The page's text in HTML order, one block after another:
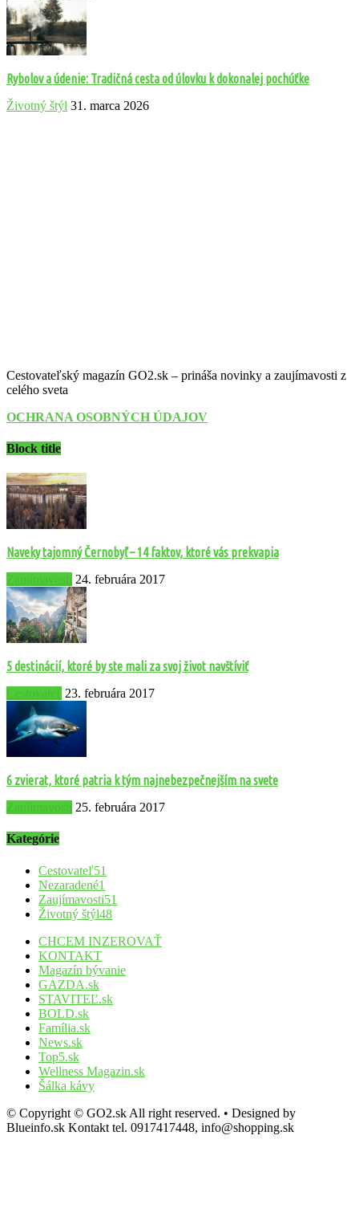
Rybolov a údenie: Tradičná cesta od úlovku k dokonalej pochúťke
Životný štýl 31. marca 2026
Cestovateľský magazín GO2.sk – prináša novinky a zaujímavosti z
celého sveta
OCHRANA OSOBNÝCH ÚDAJOV
Block title
Naveky tajomný Černobyľ – 14 faktov, ktoré vás prekvapia
Zaujímavosti 24. februára 2017
5 destinácií, ktoré by ste mali za svoj život navštíviť
Cestovateľ 23. februára 2017
6 zvierat, ktoré patria k tým najnebezpečnejším na svete
Zaujímavosti 25. februára 2017
Kategórie
Cestovateľ51
Nezaradené1
Zaujímavosti51
Životný štýl48
CHCEM INZEROVAŤ
KONTAKT
Magazín bývanie
GAZDA.sk
STAVITEĽ.sk
BOLD.sk
Família.sk
News.sk
Top5.sk
Wellness Magazin.sk
Šálka kávy
© Copyright © GO2.sk All right reserved. • Designed by
Blueinfo.sk Kontakt tel. 0917417448, info@shopping.sk